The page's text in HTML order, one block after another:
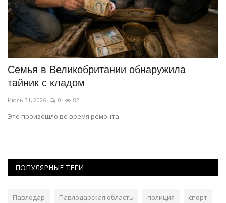
Семья в Великобритании обнаружила
тайник с кладом
Июль 31, 2026 0 82
Это произошло во время ремонта.
ПОПУЛЯРНЫЕ ТЕГИ
Павлодар Павлодарская область полиция спорт